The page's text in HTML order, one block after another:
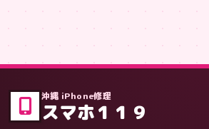
症状・内容から
沖縄 iPhone修理
スマホ１１９